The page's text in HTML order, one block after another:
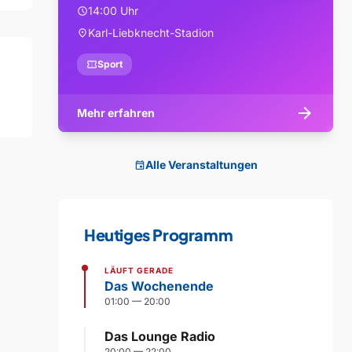
schedule14:00 Uhr
location_onKarl-Liebknecht-Stadion
confirmation_numberSport
Mehr erfahren arrow_forward
eventAlle Veranstaltungen
Heutiges Programm
LÄUFT GERADE
Das Wochenende
01:00 — 20:00
Das Lounge Radio